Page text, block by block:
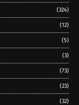
(324)
(12)
(5)
(3)
(73)
(23)
(32)